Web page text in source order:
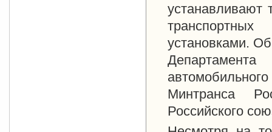
устанавливают
установками.
Минтранса
Российского